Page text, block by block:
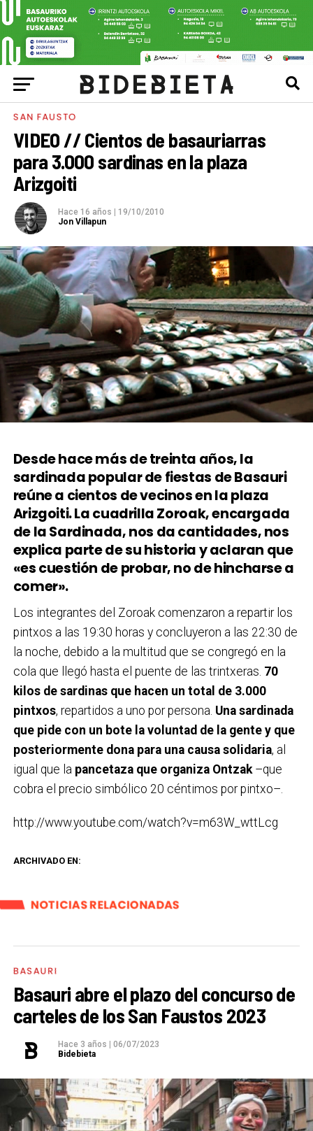
SAN FAUSTO
VIDEO // Cientos de basauriarras
para 3.000 sardinas en la plaza
Arizgoiti
Hace 16 años
19/10/2010
Jon Villapun
Desde hace más de treinta años, la
sardinada popular de fiestas de Basauri
reúne a cientos de vecinos en la plaza
Arizgoiti. La cuadrilla Zoroak, encargada
de la Sardinada, nos da cantidades, nos
explica parte de su historia y aclaran que
«es cuestión de probar, no de hincharse a
comer».
Los integrantes del Zoroak comenzaron a repartir los
pintxos a las 19:30 horas y concluyeron a las 22:30 de
la noche, debido a la multitud que se congregó en la
cola que llegó hasta el puente de las trintxeras. 70
kilos de sardinas que hacen un total de 3.000
pintxos, repartidos a uno por persona. Una sardinada
que pide con un bote la voluntad de la gente y que
posteriormente dona para una causa solidaria, al
igual que la pancetaza que organiza Ontzak–que
cobra el precio simbólico 20 céntimos por pintxo–.
http://www.youtube.com/watch?v=m63W_wttLcg
ARCHIVADO EN:
NOTICIAS RELACIONADAS
BASAURI
Basauri abre el plazo del concurso de
carteles de los San Faustos 2023
Hace 3 años
06/07/2023
Bidebieta